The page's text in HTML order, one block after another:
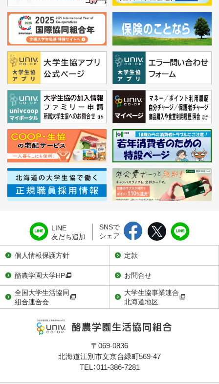
LINE
友だち追加
SNSで
シェア
個人情報保護方針
定款
酪農学園大学HP
お問合せ
全国大学生活協同
組合連合会
大学生協事業連合
北海道地区
〒069-0836
北海道江別市文京台緑町569-47
TEL：011-386-7281